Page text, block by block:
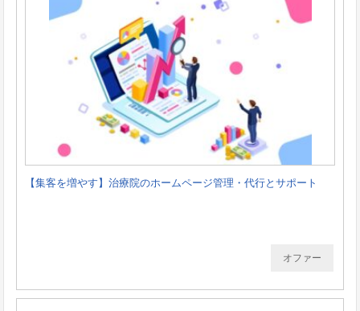
【集客を増やす】治療院のホームページ管理・代行とサポート
オファー